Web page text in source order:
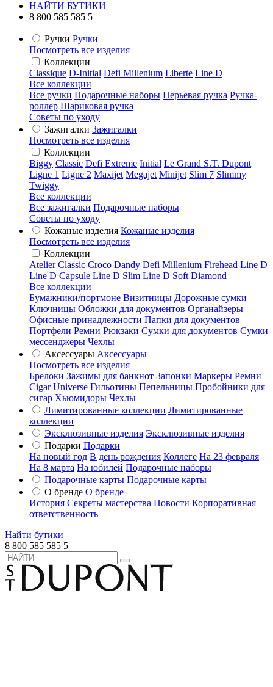
НАЙТИ БУТИКИ
8 800 585 585 5
Ручки Ручки
Посмотреть все изделия
Коллекции
Classique D-Initial Defi Millenium Liberte Line D
Все коллекции
Все ручки Подарочные наборы Перьевая ручка Ручка-
роллер Шариковая ручка
Советы по уходу
Зажигалки Зажигалки
Посмотреть все изделия
Коллекции
Biggy Classic Defi Extreme Initial Le Grand S.T. Dupont
Ligne 1 Ligne 2 Maxijet Megajet Minijet Slim 7 Slimmy
Twiggy
Все коллекции
Все зажигалки Подарочные наборы
Советы по уходу
Кожаные изделия Кожаные изделия
Посмотреть все изделия
Коллекции
Atelier Classic Croco Dandy Defi Millenium Firehead Line D
Line D Capsule Line D Slim Line D Soft Diamond
Все коллекции
Бумажники/портмоне Визитницы Дорожные сумки
Ключницы Обложки для документов Органайзеры
Офисные принадлежности Папки для документов
Портфели Ремни Рюкзаки Сумки для документов Сумки
мессенджеры Чехлы
Аксессуары Аксессуары
Посмотреть все изделия
Брелоки Зажимы для банкнот Запонки Маркеры Ремни
Cigar Universe Гильотины Пепельницы Пробойники для
сигар Хьюмидоры Чехлы
Лимитированные коллекции Лимитированные
коллекции
Эксклюзивные изделия Эксклюзивные изделия
Подарки Подарки
На новый год В день рождения Коллеге На 23 февраля
На 8 марта На юбилей Подарочные наборы
Подарочные карты Подарочные карты
О бренде О бренде
История Секреты мастерства Новости Корпоративная
ответственность
Найти бутики
8 800 585 585 5